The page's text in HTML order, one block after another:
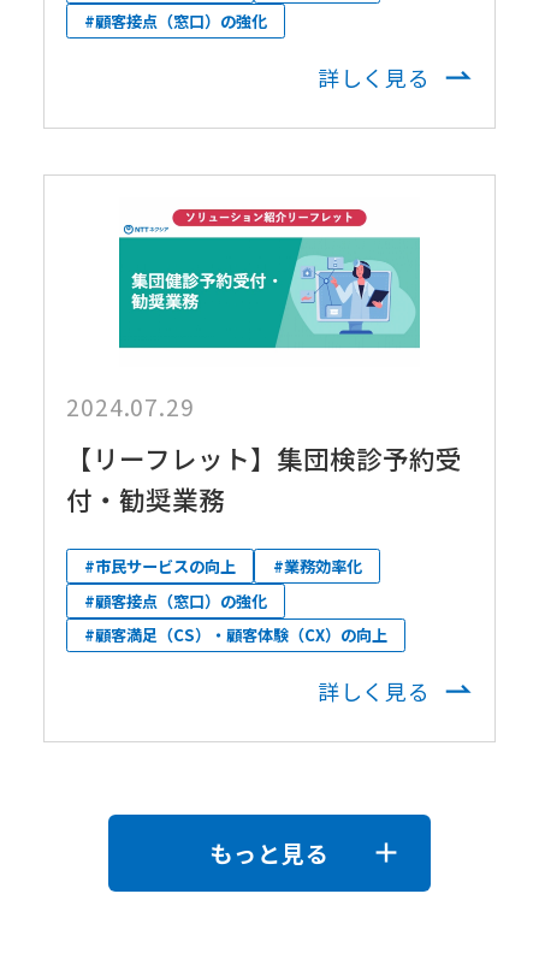
#顧客接点（窓口）の強化
詳しく見る
2024.07.29
【リーフレット】集団検診予約受
付・勧奨業務
#市民サービスの向上
#業務効率化
#顧客接点（窓口）の強化
#顧客満足（CS）・顧客体験（CX）の向上
詳しく見る
もっと見る